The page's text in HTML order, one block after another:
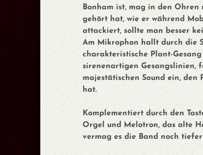
Bonham ist, mag in den
gehört hat, wie er während
attackiert, sollte man besser
Am Mikrophon hallt durch die
charakteristische Plant-
sirenenartigen Gesangslinien,
majestätischen Sound ein,
hat.
Komplementiert durch den
Orgel und Melotron, das alte
vermag es die Band noch